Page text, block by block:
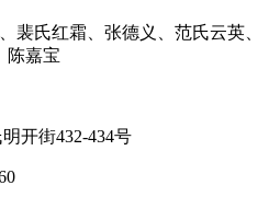
裴氏红霜、张德义、范氏云英、
陈嘉宝
开街432-434号